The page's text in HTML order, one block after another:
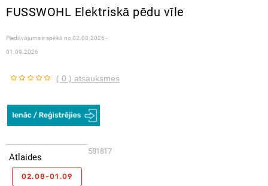
FUSSWOHL Elektriskā pēdu vīle
Piedāvājums ir spēkā no 02.08.2026 -
01.09.2026
( 0 ) atsauksmes
581817
Atlaides
02.08-01.09